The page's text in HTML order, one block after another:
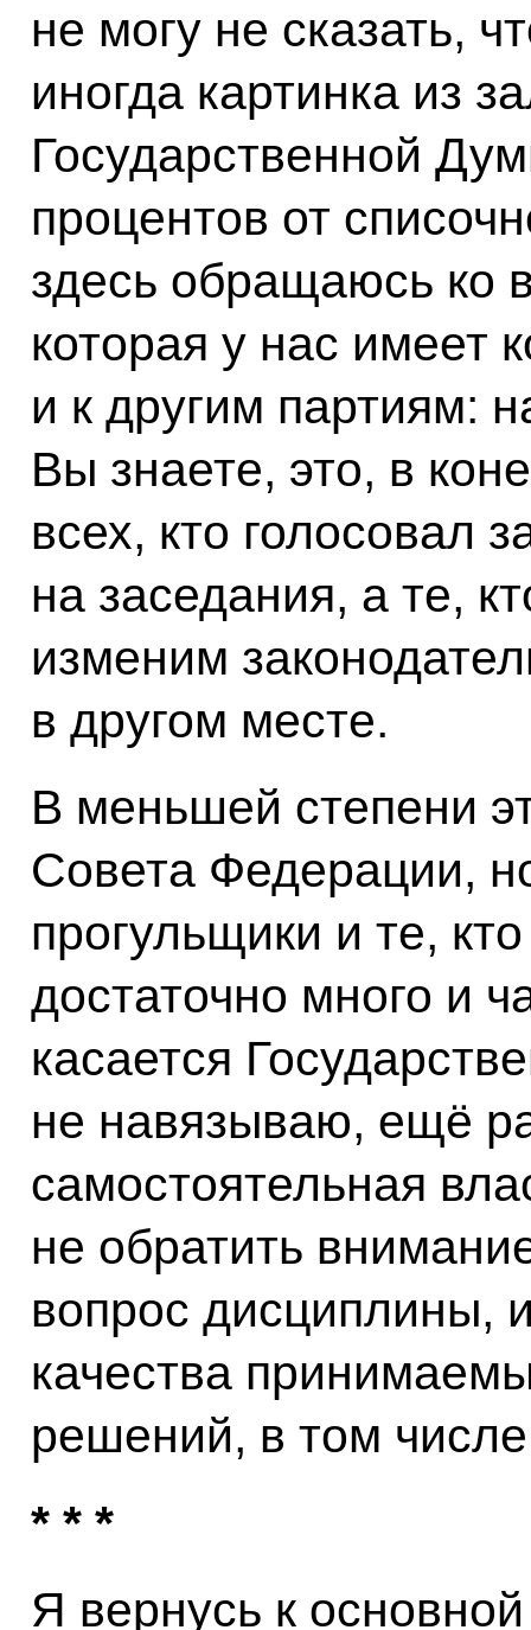
не могу не сказать,
иногда картинка из
Государственной
процентов от
здесь обращаюсь ко
которая у нас имеет
и к другим партиям:
Вы знаете, это, в
всех, кто голосовал
на заседания, а те,
изменим
в другом месте.
В меньшей степени
Совета Федерации,
прогульщики и те,
достаточно много и
касается
не навязываю, ещё
самостоятельная
не обратить
вопрос дисциплины,
качества
решений, в том
* * *
Я вернусь к